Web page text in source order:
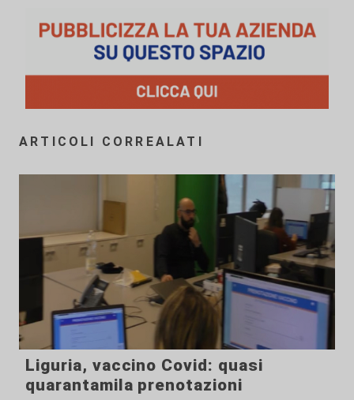
ARTICOLI CORREALATI
Liguria, vaccino Covid: quasi
quarantamila prenotazioni